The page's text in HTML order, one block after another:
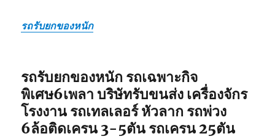
รถรับยกของหนัก
รถรับยกของหนัก รถเฉพาะกิจ
พิเศษ6เพลา บริษัทรับขนส่ง เครื่องจักร
โรงงาน รถเทลเลอร์ หัวลาก รถพ่วง
6ล้อติดเครน 3-5ตัน รถเครน 25ตัน